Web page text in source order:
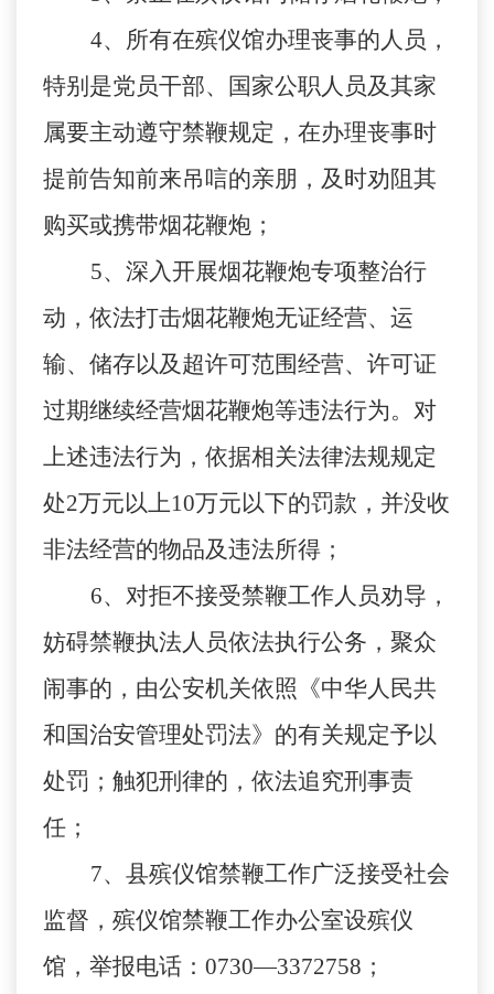
4、所有在殡仪馆办理丧事的人员，
特别是党员干部、国家公职人员及其家
属要主动遵守禁鞭规定，在办理丧事时
提前告知前来吊唁的亲朋，及时劝阻其
购买或携带烟花鞭炮；
5、深入开展烟花鞭炮专项整治行
动，依法打击烟花鞭炮无证经营、运
输、储存以及超许可范围经营、许可证
过期继续经营烟花鞭炮等违法行为。对
上述违法行为，依据相关法律法规规定
处2万元以上10万元以下的罚款，并没收
非法经营的物品及违法所得；
6、对拒不接受禁鞭工作人员劝导，
妨碍禁鞭执法人员依法执行公务，聚众
闹事的，由公安机关依照《中华人民共
和国治安管理处罚法》的有关规定予以
处罚；触犯刑律的，依法追究刑事责
任；
7、县殡仪馆禁鞭工作广泛接受社会
监督，殡仪馆禁鞭工作办公室设殡仪
馆，举报电话：0730—3372758；